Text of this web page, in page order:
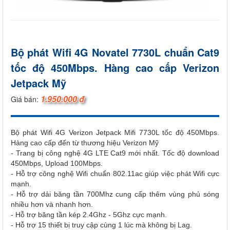
Bộ phát Wifi 4G Novatel 7730L chuẩn Cat9
tốc độ 450Mbps. Hàng cao cấp Verizon
Jetpack Mỹ
Giá bán: 1.950.000 đ
Bộ phát Wifi 4G Verizon Jetpack Mifi 7730L tốc độ 450Mbps.
Hàng cao cấp đến từ thương hiệu Verizon Mỹ
- Trang bị công nghệ 4G LTE Cat9 mới nhất. Tốc độ download
450Mbps, Upload 100Mbps.
- Hỗ trợ công nghệ Wifi chuẩn 802.11ac giúp việc phát Wifi cực
mạnh.
- Hỗ trợ dải băng tần 700Mhz cung cấp thêm vùng phủ sóng
nhiều hơn và nhanh hơn.
- Hỗ trợ băng tần kép 2.4Ghz - 5Ghz cực mạnh.
- Hỗ trợ 15 thiết bị truy cập cùng 1 lúc mà không bị Lag.